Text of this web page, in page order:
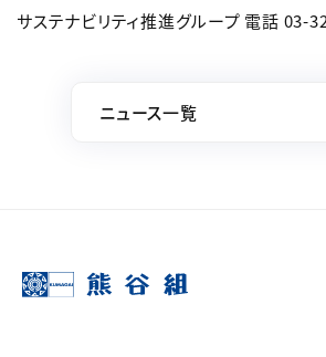
サステナビリティ推進グループ 電話 03-
ニュース一覧